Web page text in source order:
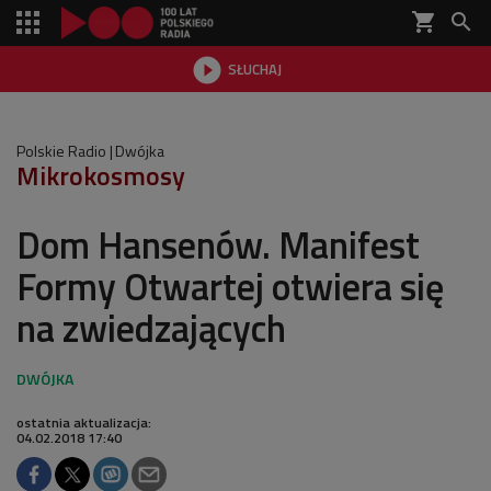
shopping_cart 
 SŁUCHAJ

Polskie Radio Dwójka
Mikrokosmosy
Dom Hansenów. Manifest
Formy Otwartej otwiera się
na zwiedzających
ostatnia aktualizacja:
04.02.2018 17:40